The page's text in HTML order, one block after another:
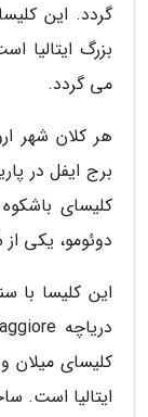
گردد. این
بزرگ ایتالیا
می گردد.
هر کلان شهر
برج ایفل در
کلیسای
دوئومو، یکی
این کلیسا با
کلیسای میلان